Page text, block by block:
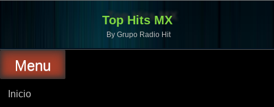
Top Hits MX
By Grupo Radio Hit
Menu
Inicio